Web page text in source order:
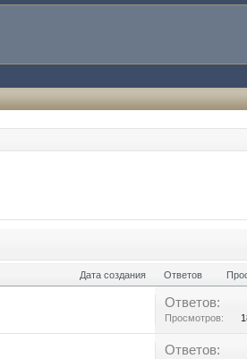
Дата создания Ответов
Ответов:
Просмотров:
Ответов: